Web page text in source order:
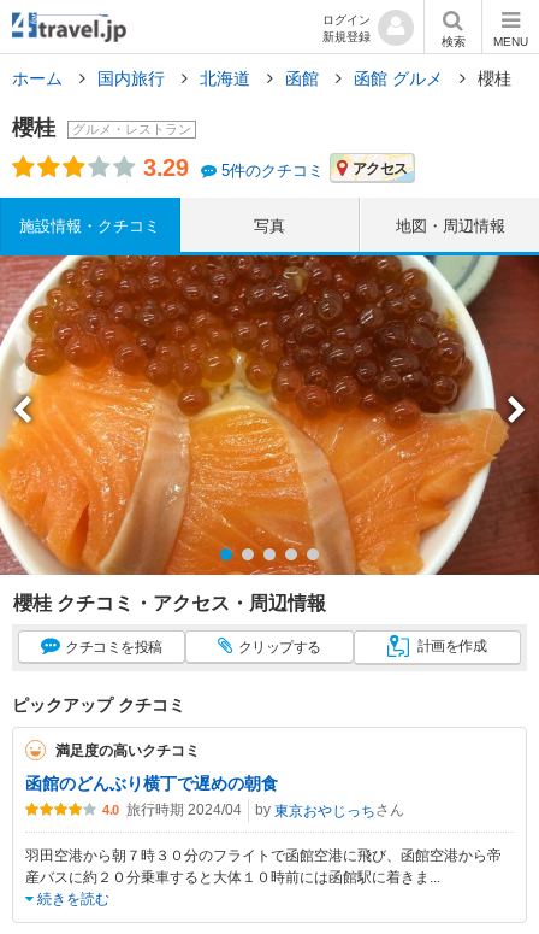
ログイン
新規登録
検索 MENU
ホーム 国内旅行 北海道 函館 函館 グルメ 櫻桂
櫻桂 グルメ・レストラン
3.29 5件のクチコミ アクセス
施設情報・クチコミ 写真 地図・周辺情報
櫻桂 クチコミ・アクセス・周辺情報
クチコミ を投稿 クリップする 計画を作成
ピックアップ クチコミ
満足度の高いクチコミ
函館のどんぶり横丁で遅めの朝食
4.0 旅行時期 2024/04 by 東京おやじっちさん
羽田空港から朝７時３０分のフライトで函館空港に飛び、函館空港から帝
産バスに約２０分乗車すると大体１０時前には函館駅に着きま ...
続きを読む